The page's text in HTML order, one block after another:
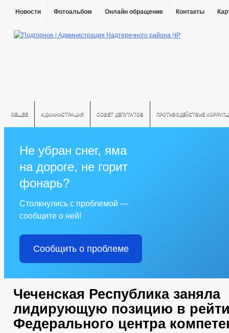
Новости Фотоальбом Онлайн обращение Контакты
ОБЩЕЕ АДМИНИСТРАЦИЯ СОВЕТ ДЕПУТАТОВ ПРОТИВОДЕЙСТВИЕ
Не убран снег, яма
на дороге, не горит
фонарь?
Столкнулись с проблемой —
сообщите о ней!
Сообщить о проблеме
Чеченская Республика заняла
лидирующую позицию в
Федерального центра